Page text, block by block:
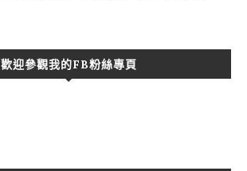
歡迎參觀我的FB粉絲專頁